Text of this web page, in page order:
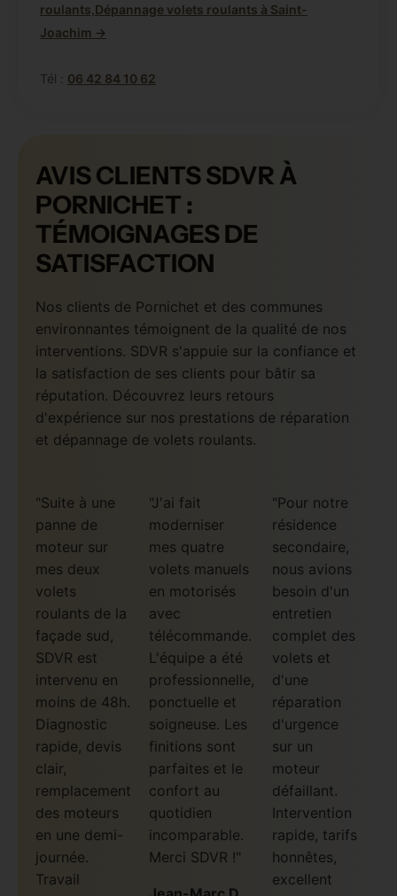
roulants,Dépannage volets roulants à Saint-
Joachim →
Tél : 06 42 84 10 62
AVIS CLIENTS SDVR À
PORNICHET :
TÉMOIGNAGES DE
SATISFACTION
Nos clients de Pornichet et des communes
environnantes témoignent de la qualité de nos
interventions. SDVR s'appuie sur la confiance et
la satisfaction de ses clients pour bâtir sa
réputation. Découvrez leurs retours
d'expérience sur nos prestations de réparation
et dépannage de volets roulants.
"Suite à une
panne de
moteur sur
mes deux
volets
roulants de la
façade sud,
SDVR est
intervenu en
moins de 48h.
Diagnostic
rapide, devis
clair,
remplacement
des moteurs
en une demi-
journée.
Travail
"J'ai fait
moderniser
mes quatre
volets manuels
en motorisés
avec
télécommande.
L'équipe a été
professionnelle,
ponctuelle et
soigneuse. Les
finitions sont
parfaites et le
confort au
quotidien
incomparable.
Merci SDVR !"
"Pour notre
résidence
secondaire,
nous avions
besoin d'un
entretien
complet des
volets et
d'une
réparation
d'urgence
sur un
moteur
défaillant.
Intervention
rapide, tarifs
honnêtes,
excellent